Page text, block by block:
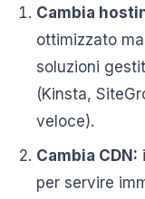
Cambia
ottimizzato
soluzioni
(Kinsta,
veloce).
Cambia CDN:
per servire